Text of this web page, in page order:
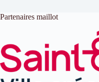
Partenaires maillot